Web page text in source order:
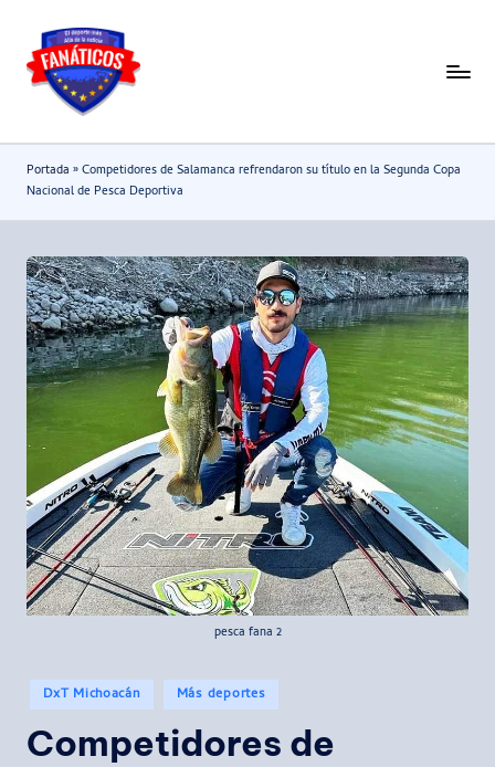
Saltar
contenido
F
n
a
i
c
o
s
Noticias
deportivas
-
Mundial
Portada »Competidores de Salamanca refrendaron su título en la Segunda Copa
Nacional de Pesca Deportiva
pesca fana 2
Publicado
en
DxT Michoacán Más deportes
Competidores de